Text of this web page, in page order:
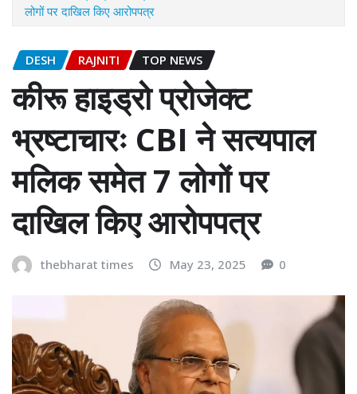
लोगों पर दाखिल किए आरोपपत्र
DESH RAJNITI TOP NEWS
कीरू हाइड्रो प्रोजेक्ट
भ्रष्टाचारः CBI ने सत्यपाल
मलिक समेत 7 लोगों पर
दाखिल किए आरोपपत्र
thebharat times May 23, 2025 0